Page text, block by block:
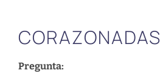
CORAZONADAS
Pregunta: